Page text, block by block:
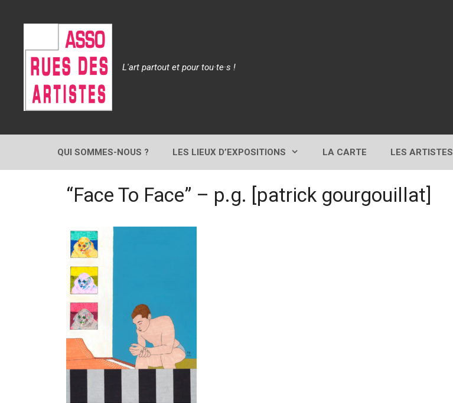
L'art partout et pour tou·te·s !
QUI SOMMES-NOUS ? LES LIEUX D’EXPOSITIONS LA CARTE LES ARTISTES
“Face To Face” – p.g. [patrick gourgouillat]